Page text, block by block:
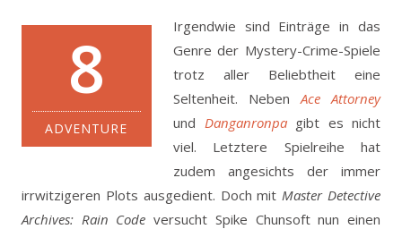
8
ADVENTURE
Irgendwie sind Einträge in das
Genre der Mystery-Crime-Spiele
trotz aller Beliebtheit eine
Seltenheit. Neben Ace Attorney
und Danganronpagibt es nicht
viel. Letztere Spielreihe hat
zudem angesichts der immer
irrwitzigeren Plots ausgedient. Doch mit Master Detective
Archives: Rain Code versucht Spike Chunsoft nun einen